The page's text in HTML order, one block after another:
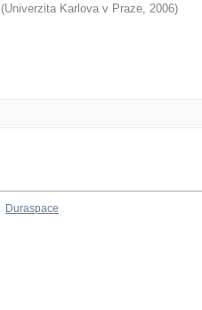
(Univerzita Karlova v Praze, 2006)
Duraspace